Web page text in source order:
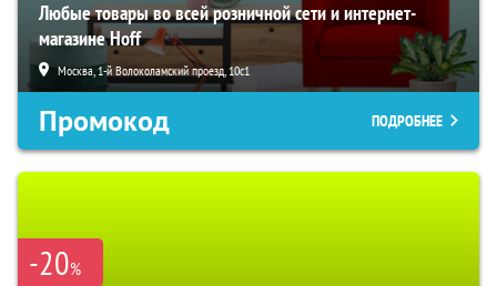
Любые товары во всей розничной сети и интернет-
магазине Hoff
Москва, 1-й Волоколамский проезд, 10с1
Промокод ПОДРОБНЕЕ
-20%